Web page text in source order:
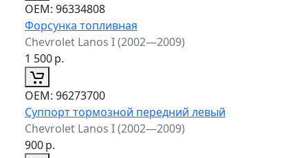
ОЕМ: 96334808
Форсунка топливная
Chevrolet Lanos I (2002—2009)
1 500р.
ОЕМ: 96273700
Суппорт тормозной передний левый
Chevrolet Lanos I (2002—2009)
900р.